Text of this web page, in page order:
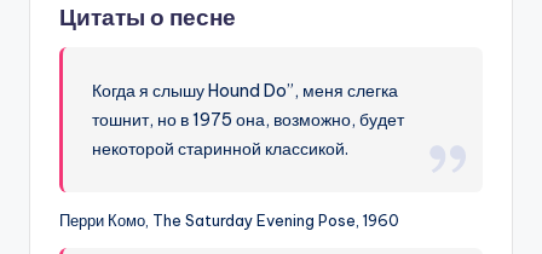
Цитаты о песне
Когда я слышу Hound Do”, меня слегка
тошнит, но в 1975 она, возможно, будет
некоторой старинной классикой.
Перри Комо, The Saturday Evening Pose, 1960